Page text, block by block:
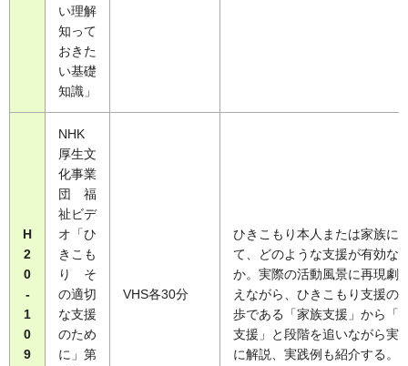
い理解
知って
おきた
い基礎
知識」
H
2
0
-
1
0
9
NHK
厚生文
化事業
団 福
祉ビデ
オ「ひ
きこも
り そ
の適切
な支援
のため
に」第
VHS各30分
ひきこもり本人または家族に
て、どのような支援が有効な
か。実際の活動風景に再現劇
えながら、ひきこもり支援の
歩である「家族支援」から「
支援」と段階を追いながら実
に解説、実践例も紹介する。